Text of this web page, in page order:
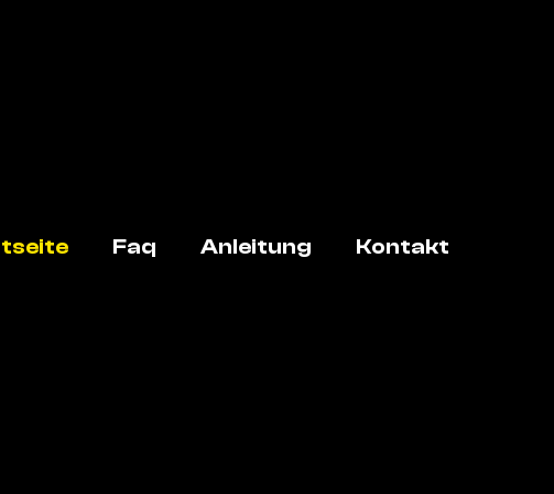
Faq Anleitung Kontakt